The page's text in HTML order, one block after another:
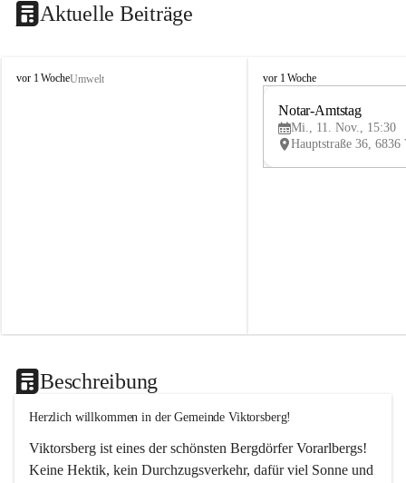
Aktuelle Beiträge
V
vor 1 WocheUmwelt
V
vor 1 Woche
Notar-Amtstag
Mi., 11. Nov., 15:30
Beschreibung
Herzlich willkommen in der Gemeinde Viktorsberg!
Viktorsberg ist eines der schönsten Bergdörfer Vorarlbergs!
Keine Hektik, kein Durchzugsverkehr, dafür viel Sonne und